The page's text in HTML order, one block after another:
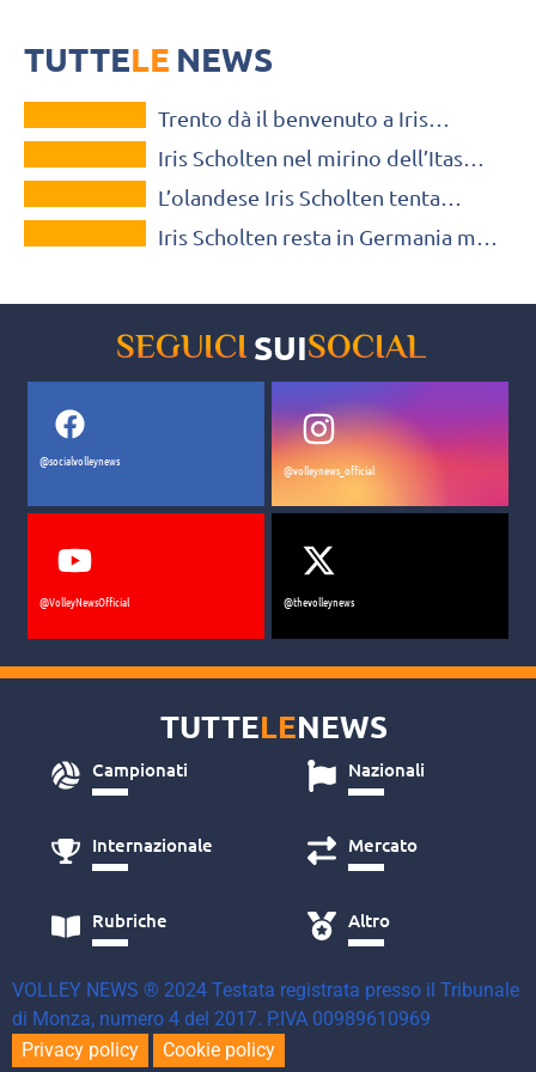
TUTTELE NEWS
VOLLEY MERCATO
Trento dà il benvenuto a Iris
VOLLEY MERCATO
Iris Scholten nel mirino dell’Itas
VOLLEY MERCATO
L’olandese Iris Scholten tenta
VOLLEY MERCATO
Iris Scholten resta in Germania ma
SEGUICI SUISOCIAL
@socialvolleynews
@volleynews_official
@VolleyNewsOfficial @thevolleynews
TUTTELENEWS
Campionati Nazionali
Internazionale Mercato
Rubriche Altro
VOLLEY NEWS ® 2024 Testata registrata presso il Tribunale
di Monza, numero 4 del 2017. P.IVA 00989610969
Privacy policy
Cookie policy